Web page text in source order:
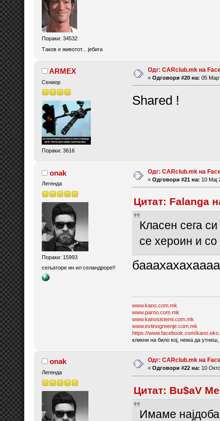
Пораки: 34532
Таков е животот... јебига
ARMEX
Сениор
Пораки: 3616
Одг: CARclub.mk на
« Одговори #20 на: 05
Shared !
onak
Легенда
Пораки: 15993
сељаторе ин ил селандроре!!
Одг: CARclub.mk на
« Одговори #21 на: 10 Мај
Цитат: Falanga
Класен сега
се хероин и
www.kano.com.mk
www.parno.com.mk
www.kanosistemi.com.mk
www.evtinogreenje.com.mk
https://www.facebook.com/
кликни на било кој, нема да
onak
Легенда
Одг: CARclub.mk на
« Одговори #22 на: 10
Цитат: Bu$aV
Имаме